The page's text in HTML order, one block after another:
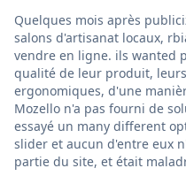
Quelques mois après
salons d'artisanat locaux,
vendre en ligne. ils wanted
qualité de leur produit,
ergonomiques, d'une
Mozello n'a pas fourni de
essayé un many different
slider et aucun d'entre eux
partie du site, et était